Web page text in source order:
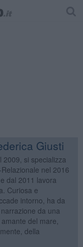
Giusti
2009, si specializza
nel 2016
dal 2011 lavora
Curiosa e
intorno, ha da
da una
del mare,
della